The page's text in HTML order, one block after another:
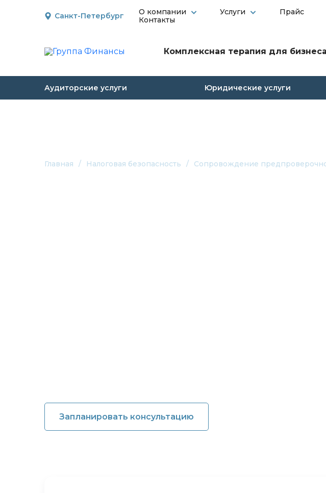
Санкт-Петербург О компании Услуги Прайс
Контакты
Комплексная терапия для бизнеса
Аудиторские услуги Юридические услуги
Главная / Налоговая безопасность / Сопровождение
Запланировать консультацию